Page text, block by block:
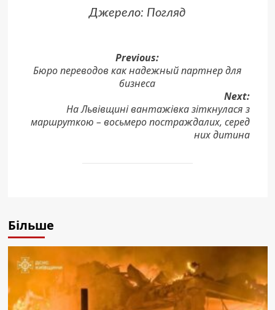
Джерело: Погляд
Post
navigation
Previous:
Бюро переводов как надежный партнер для
бизнеса
Next:
На Львівщині вантажівка зіткнулася з
маршруткою – восьмеро постраждалих, серед
них дитина
Більше